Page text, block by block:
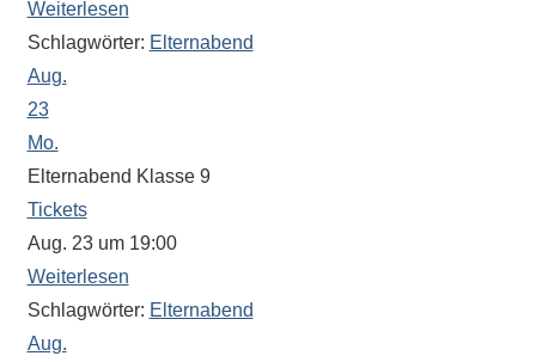
zu
gibt
es
viele
Beiträge
zu
den
Aktivitäten
an
Weiterlesen
Schlagwörter: Elternabend
Aug.
23
Mo.
Elternabend Klasse 9
Tickets
Aug. 23 um 19:00
Weiterlesen
Schlagwörter: Elternabend
Aug.